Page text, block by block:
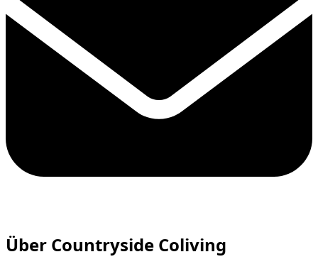
Über Countryside Coliving